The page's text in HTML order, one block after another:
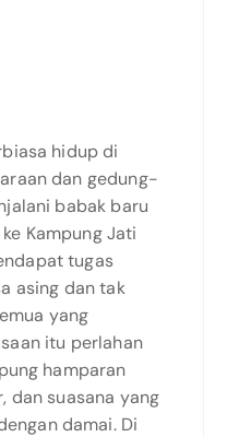
hidup di
dan gedung-
babak baru
Kampung Jati
tugas
asing dan tak
yang
itu perlahan
hamparan
dan suasana yang
damai. Di